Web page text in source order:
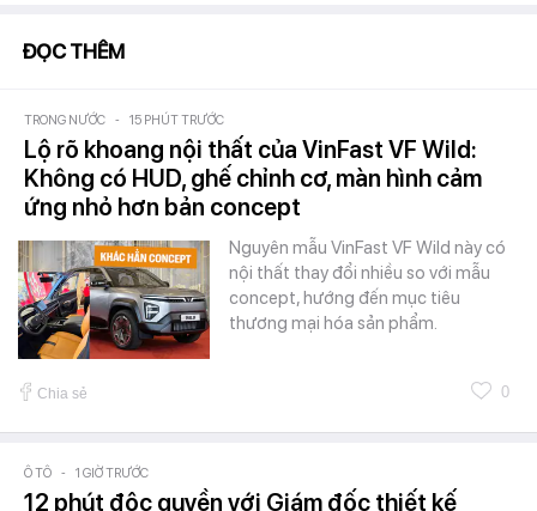
ĐỌC THÊM
TRONG NƯỚC - 15 PHÚT TRƯỚC
Lộ rõ khoang nội thất của VinFast VF Wild:
Không có HUD, ghế chỉnh cơ, màn hình cảm
ứng nhỏ hơn bản concept
Nguyên mẫu VinFast VF Wild này có
nội thất thay đổi nhiều so với mẫu
concept, hướng đến mục tiêu
thương mại hóa sản phẩm.
Chia sẻ 0
Ô TÔ - 1 GIỜ TRƯỚC
12 phút độc quyền với Giám đốc thiết kế